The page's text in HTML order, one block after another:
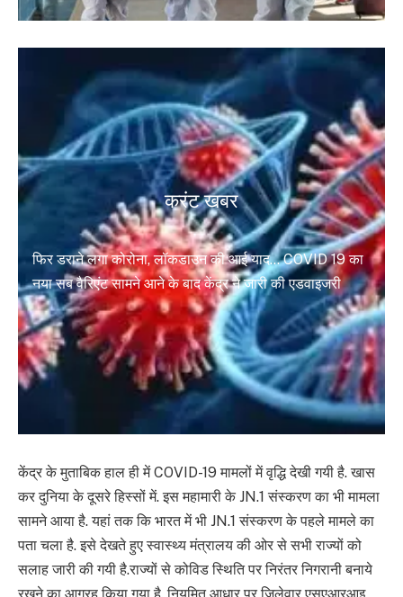
करंट खबर
फिर डराने लगा कोरोना, लॉकडाउन की आई याद… COVID 19 का
नया सब वैरिएंट सामने आने के बाद केंद्र ने जारी की एडवाइजरी
केंद्र के मुताबिक हाल ही में COVID-19 मामलों में वृद्धि देखी गयी है. खास
कर दुनिया के दूसरे हिस्सों में. इस महामारी के JN.1 संस्करण का भी मामला
सामने आया है. यहां तक कि भारत में भी JN.1 संस्करण के पहले मामले का
पता चला है. इसे देखते हुए स्वास्थ्य मंत्रालय की ओर से सभी राज्यों को
सलाह जारी की गयी है.राज्यों से कोविड स्थिति पर निरंतर निगरानी बनाये